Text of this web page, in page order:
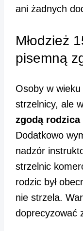
ani żadnych
Młodzież
pisemną
Osoby w
strzelnicy, ale
zgodą
Dodatkowo
nadzór
strzelnic
rodzic był
nie strzela.
doprecyzować